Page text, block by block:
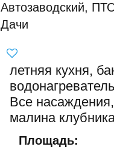
Автозаводский,
Дачи
летняя кухня,
Все
малина
Площадь: